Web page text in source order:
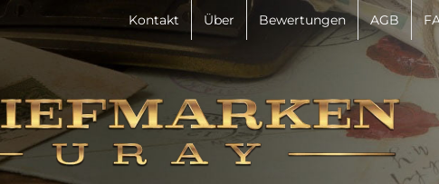
Kontakt Über Bewertungen AGB